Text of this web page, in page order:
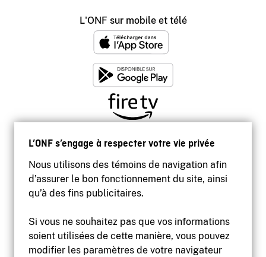
L’ONF s’engage à respecter votre vie privée
Nous utilisons des témoins de navigation afin
d’assurer le bon fonctionnement du site, ainsi
qu’à des fins publicitaires.
Si vous ne souhaitez pas que vos informations
soient utilisées de cette manière, vous pouvez
modifier les paramètres de votre navigateur
L'ONF sur mobile et télé
Accessibilité